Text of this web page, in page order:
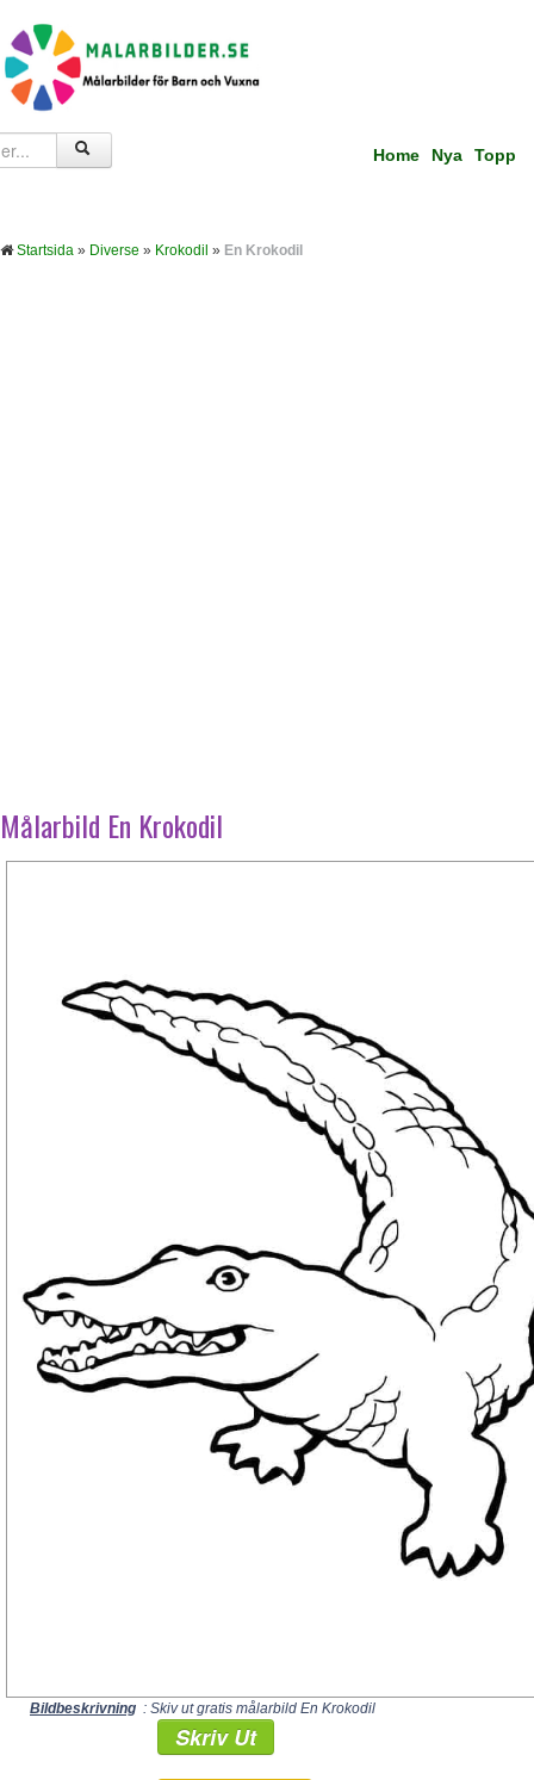
Home Nya Topp
Startsida » Diverse » Krokodil » En Krokodil
Målarbild En Krokodil
Bildbeskrivning : Skiv ut gratis målarbild En Krokodil
Skriv Ut